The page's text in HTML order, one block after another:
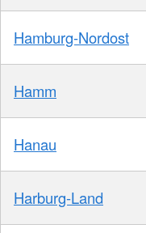
Hamburg-Nordost
Hamm
Hanau
Harburg-Land